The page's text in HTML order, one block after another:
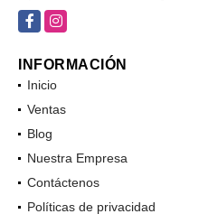
FacebookInstagram
INFORMACIÓN
Inicio
Ventas
Blog
Nuestra Empresa
Contáctenos
Políticas de privacidad